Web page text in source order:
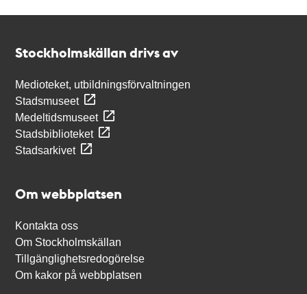
Stockholmskällan drivs av
Medioteket, utbildningsförvaltningen
Stadsmuseet
Medeltidsmuseet
Stadsbiblioteket
Stadsarkivet
Om webbplatsen
Kontakta oss
Om Stockholmskällan
Tillgänglighetsredogörelse
Om kakor på webbplatsen